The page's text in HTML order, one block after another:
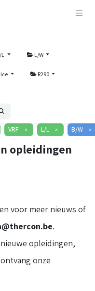
L/W
R290
VRF × L/L × B/W ×
opleidingen
voor meer nieuws of
.
opleidingen,
onze